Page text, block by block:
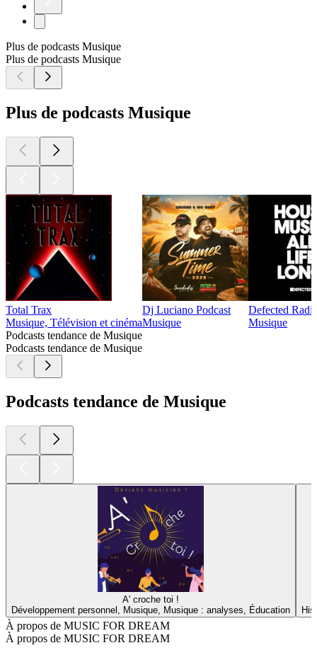
Plus de podcasts Musique
Plus de podcasts Musique
Plus de podcasts Musique
Total Trax
Musique, Télévision et cinéma
Dj Luciano Podcast
Musique
Defected
Musique
Podcasts tendance de Musique
Podcasts tendance de Musique
Podcasts tendance de Musique
A' croche toi !
Développement personnel, Musique, Musique : analyses, Éducation
À propos de MUSIC FOR DREAM
À propos de MUSIC FOR DREAM